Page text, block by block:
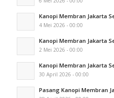
Kanopi Membran Jakarta
4 Mei 2026 - 00:00
Kanopi Membran Jakarta
2 Mei 2026 - 00:00
Kanopi Membran Jakarta
30 April 2026 - 00:00
Pasang Kanopi Membran